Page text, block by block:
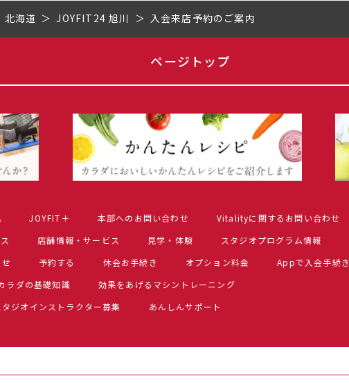
北海道 JOYFIT24 旭川 入会来店予約のご案内
ページトップ
JOYFIT＋ 本部へのお問い合わせ
Vitalityに関するお問い合わせ
店舗情報・サービス 見学・体験 スタジオプログラム情報
予約する 休会お手続き オプション料金
Appで入会手続き
ラダの基礎知識
効果をあげるマシントレーニング
タジオインストラクター募集 あんしんサポート